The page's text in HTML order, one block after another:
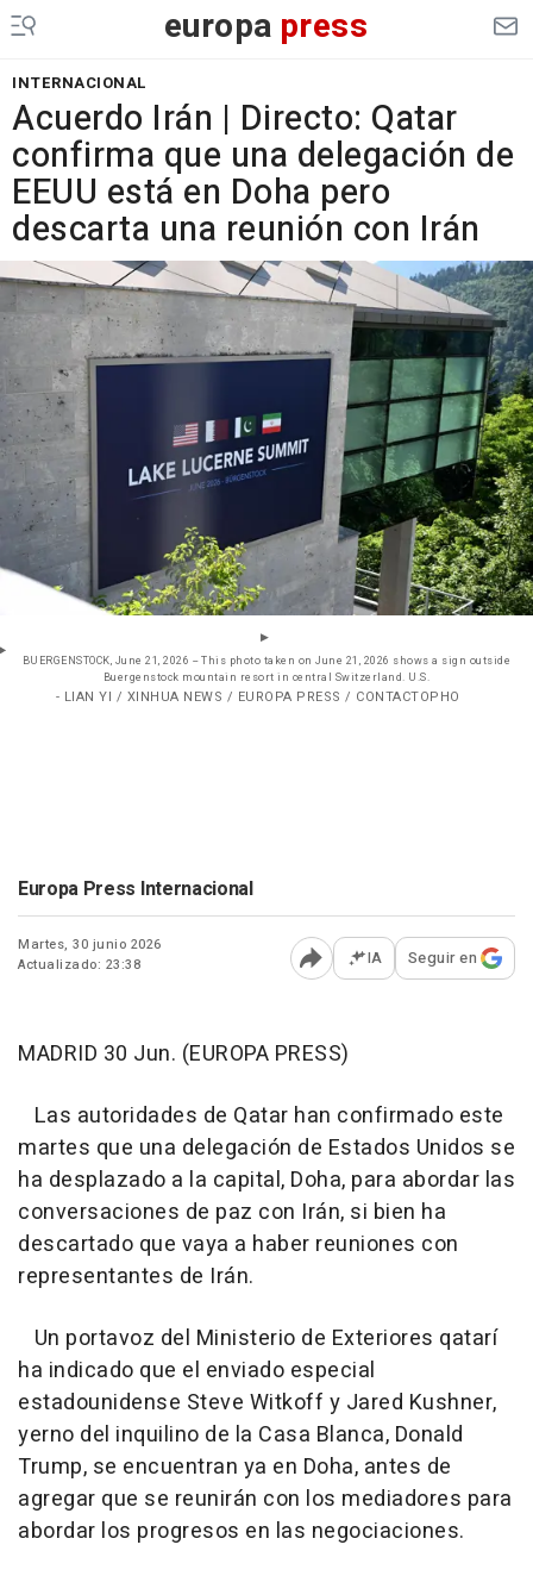
europa press
INTERNACIONAL
Acuerdo Irán | Directo: Qatar
confirma que una delegación de
EEUU está en Doha pero
descarta una reunión con Irán
BUERGENSTOCK, June 21, 2026 -- This photo taken on June 21, 2026 shows a sign outside
Buergenstock mountain resort in central Switzerland. U.S.
- LIAN YI / XINHUA NEWS / EUROPA PRESS / CONTACTOPHO
Europa Press Internacional
Martes, 30 junio 2026
Actualizado: 23:38
Abrir opciones para
IA Seguir en
MADRID 30 Jun. (EUROPA PRESS)
Las autoridades de Qatar han confirmado este
martes que una delegación de Estados Unidos se
ha desplazado a la capital, Doha, para abordar las
conversaciones de paz con Irán, si bien ha
descartado que vaya a haber reuniones con
representantes de Irán.
Un portavoz del Ministerio de Exteriores qatarí
ha indicado que el enviado especial
estadounidense Steve Witkoff y Jared Kushner,
yerno del inquilino de la Casa Blanca, Donald
Trump, se encuentran ya en Doha, antes de
agregar que se reunirán con los mediadores para
abordar los progresos en las negociaciones.